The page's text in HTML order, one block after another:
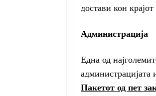
достави кон
Администрација
Една од
администрацијата
Пакетот од пет